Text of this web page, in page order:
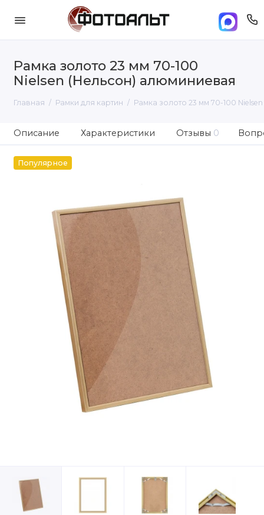
Рамка золото 23 мм 70-100
Nielsen (Нельсон) алюминиевая
Главная Рамки для картин Рамка золото 23 мм 70-100
Описание Характеристики Отзывы 0
Популярное